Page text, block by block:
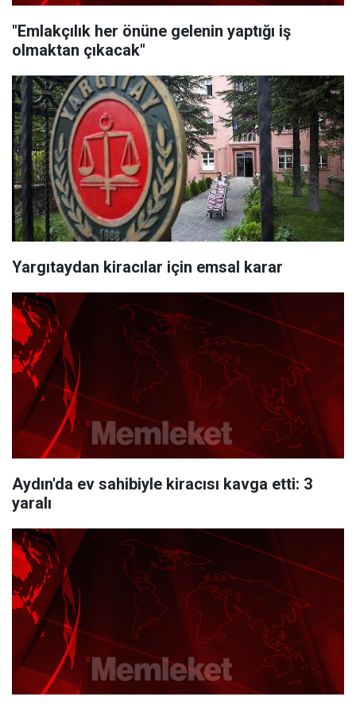
"Emlakçılık her önüne gelenin yaptığı iş
olmaktan çıkacak"
Yargıtaydan kiracılar için emsal karar
Aydın'da ev sahibiyle kiracısı kavga etti: 3
yaralı